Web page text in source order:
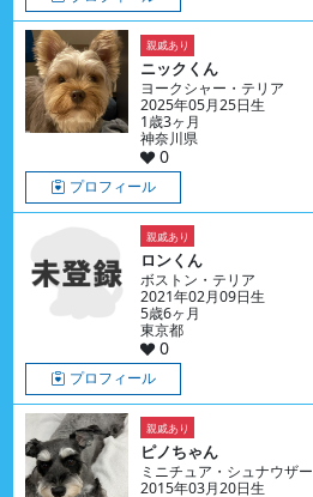
親戚あり
ニックくん
ヨークシャー・テリア
2025年05月25日生
1歳3ヶ月
神奈川県
0
プロフィール
親戚あり
ロンくん
ボストン・テリア
2021年02月09日生
5歳6ヶ月
東京都
0
プロフィール
親戚あり
ピノちゃん
ミニチュア・シュナウザー
2015年03月20日生